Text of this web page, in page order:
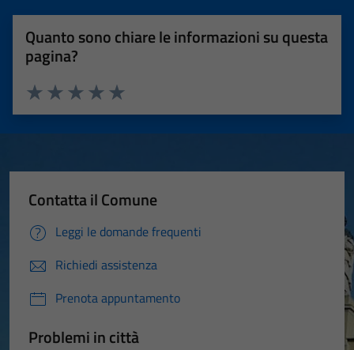
Quanto sono chiare le informazioni su questa
pagina?
Valuta 5 stelle su 5
Valuta 4 stelle su 5
Valuta 3 stelle su 5
Valuta 2 stelle su 5
Valuta 1 stelle su 5
Contatta il Comune
Leggi le domande frequenti
Richiedi assistenza
Prenota appuntamento
Problemi in città